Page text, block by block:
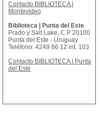
Contacto BIBLIOTECA |
Montevideo
Biblioteca | Punta del Este
Prado y Salt Lake, C.P 20100
Punta del Este - Uruguay
Teléfono: 4249 66 12 int. 103
Contacto BIBLIOTECA | Punta
del Este